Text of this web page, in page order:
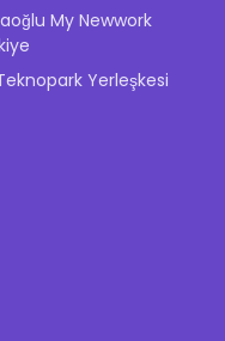
My Newwork
Yerleşkesi